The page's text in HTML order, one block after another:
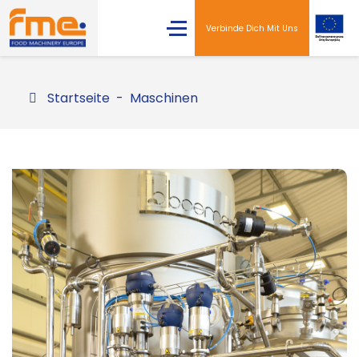
Verbinde Dich Mit Uns
Startseite Maschinen